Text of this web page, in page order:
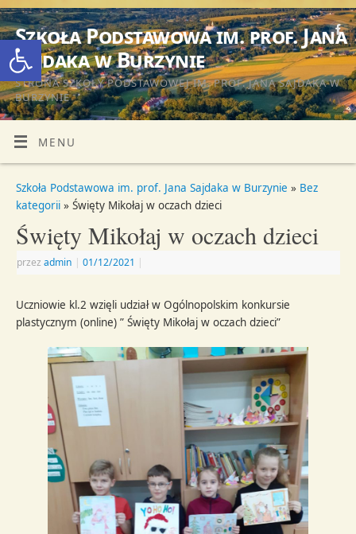
Otwórz pasek narzędzi
Szkoła Podstawowa im. prof. Jana
Sajdaka w Burzynie
STRONA SZKOŁY PODSTAWOWEJ IM. PROF. JANA SAJDAKA W
BURZYNIE
MENU
Szkoła Podstawowa im. prof. Jana Sajdaka w Burzynie » Bez
kategorii » Święty Mikołaj w oczach dzieci
Święty Mikołaj w oczach dzieci
przezadmin | 01/12/2021 |
Uczniowie kl.2 wzięli udział w Ogólnopolskim konkursie
plastycznym (online) ” Święty Mikołaj w oczach dzieci”